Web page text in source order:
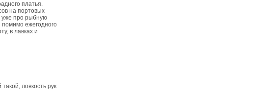
платья.
на портовых
уже про рыбную
помимо ежегодного
в лавках и
ловкость рук